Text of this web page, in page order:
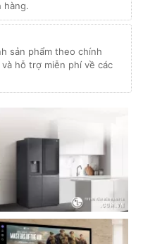
hàng.
sản phẩm theo chính
hỗ trợ miễn phí về các